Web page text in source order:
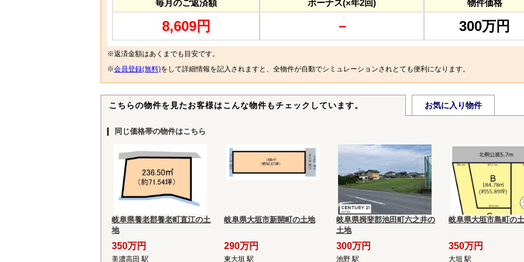
毎月のご返済額
8,609円
ボーナス(×年2回)
－
物件価格
300万円
※返済金額はあくまでも目安です。
※会員登録(無料)をして詳細情報を記入されますと、全物件が自動でシミュレーションされとても便利になります。
こちらの物件を見たお客様はこんな物件もチェックしています。 お気に入り物件
同じ価格帯の物件はこちら
岐阜県養老郡養老町直江の土
地
350万円
美濃高田 駅
岐阜県大垣市新開町の土地
290万円
東大垣 駅
岐阜県揖斐郡池田町六之井の
土地
300万円
池野 駅
岐阜県大垣市島町の
350万円
大垣 駅